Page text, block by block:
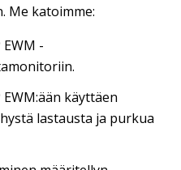
Me katoimme:
-
käyttäen
lastausta ja purkua